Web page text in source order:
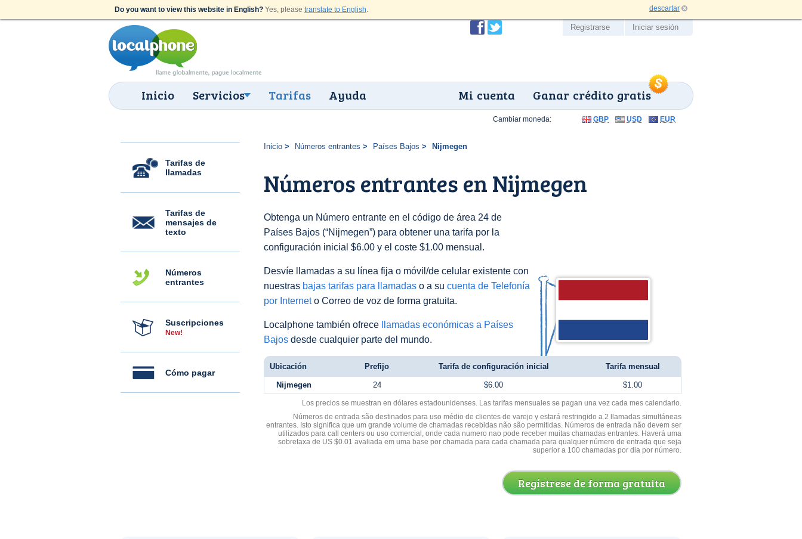
Do you want to view this website in English? Yes, please translate to English. descartar
Inicio Servicios Tarifas Ayuda Ganar crédito gratis
Mi cuenta
Registrarse Iniciar sesión
Tarifas de
llamadas
Tarifas de
mensajes de
texto
Números
entrantes
Suscripciones
New!
Cómo pagar
Inicio Números entrantes Países Bajos Nijmegen
Números entrantes en Nijmegen
Obtenga un Número entrante en el código de área 24 de
Países Bajos (“Nijmegen”) para obtener una tarifa por la
configuración inicial $6.00 y el coste $1.00 mensual.
Desvíe llamadas a su línea fija o móvil/de celular existente con
nuestras bajas tarifas para llamadas o a su cuenta de Telefonía
por Interneto Correo de voz de forma gratuita.
Localphone también ofrece
llamadas económicas a Países
Bajos desde cualquier parte del mundo.
Cambiar moneda: GBP USD EUR
Ubicación Prefijo Tarifa de configuración inicial Tarifa mensual
Nijmegen 24 $6.00 $1.00
Los precios se muestran en dólares estadounidenses. Las tarifas mensuales se pagan una vez cada mes calendario.
Números de entrada são destinados para uso médio de clientes de varejo y estará restringido a 2 llamadas simultáneas
entrantes. Isto significa que um grande volume de chamadas recebidas não são permitidas. Números de entrada não devem ser
utilizados para call centers ou uso comercial, onde cada numero nao pode receber muitas chamadas entrantes. Haverá uma
sobretaxa de US $0.01 avaliada em uma base por chamada para cada chamada para qualquer número de entrada que seja
superior a 100 chamadas por dia por número.
Regístrese de forma gratuita